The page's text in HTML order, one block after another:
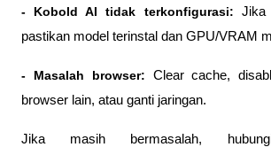
- Kobold AI tidak terkonfigurasi: Jika
pastikan model terinstal dan GPU/VRAM
- Masalah browser: Clear cache,
browser lain, atau ganti jaringan.
Jika masih bermasalah,